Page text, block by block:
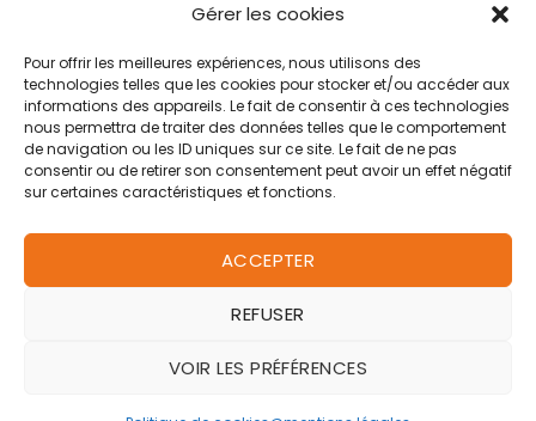
Gérer les cookies
Pour offrir les meilleures expériences, nous utilisons des
technologies telles que les cookies pour stocker et/ou accéder aux
informations des appareils. Le fait de consentir à ces technologies
nous permettra de traiter des données telles que le comportement
de navigation ou les ID uniques sur ce site. Le fait de ne pas
consentir ou de retirer son consentement peut avoir un effet négatif
sur certaines caractéristiques et fonctions.
ACCEPTER
REFUSER
VOIR LES PRÉFÉRENCES